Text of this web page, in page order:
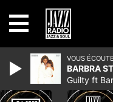
VOUS
BARBRA
Guilty ft